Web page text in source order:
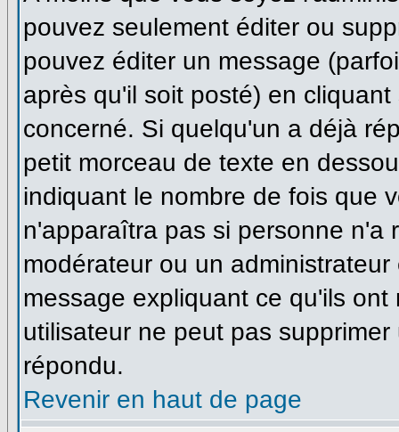
pouvez seulement éditer ou
pouvez éditer un message
après qu'il soit posté) en
concerné. Si quelqu'un a déjà
petit morceau de texte en
indiquant le nombre de fois que
n'apparaîtra pas si personne n'a
modérateur ou un
message expliquant ce qu'ils
utilisateur ne peut pas
répondu.
Revenir en haut de page